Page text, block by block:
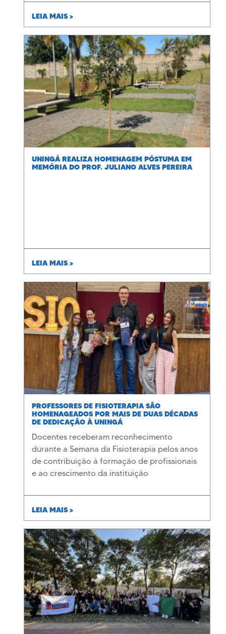
LEIA MAIS >
UNINGÁ REALIZA HOMENAGEM PÓSTUMA EM
MEMÓRIA DO PROF. JULIANO ALVES PEREIRA
LEIA MAIS >
PROFESSORES DE FISIOTERAPIA SÃO
HOMENAGEADOS POR MAIS DE DUAS DÉCADAS
DE DEDICAÇÃO À UNINGÁ
Docentes receberam reconhecimento
durante a Semana da Fisioterapia pelos anos
de contribuição à formação de profissionais
e ao crescimento da instituição
LEIA MAIS >